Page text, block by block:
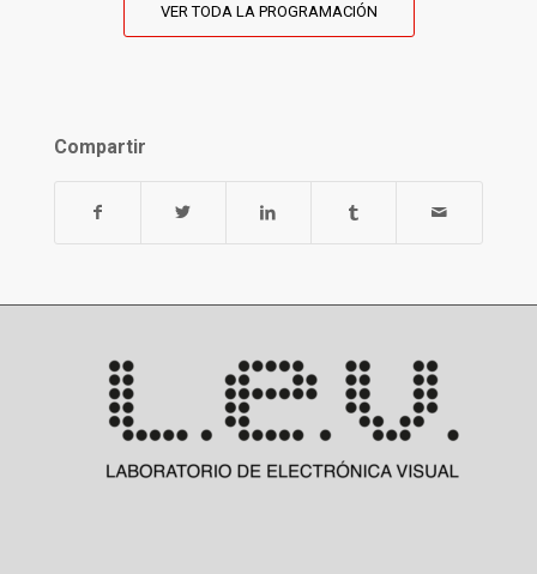
VER TODA LA PROGRAMACIÓN
Compartir